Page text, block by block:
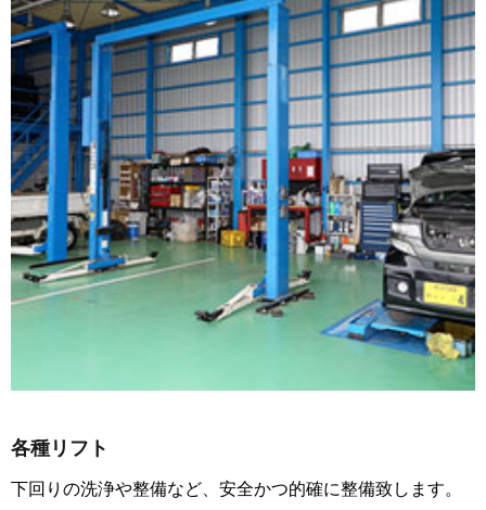
各種リフト
下回りの洗浄や整備など、安全かつ的確に整備致します。